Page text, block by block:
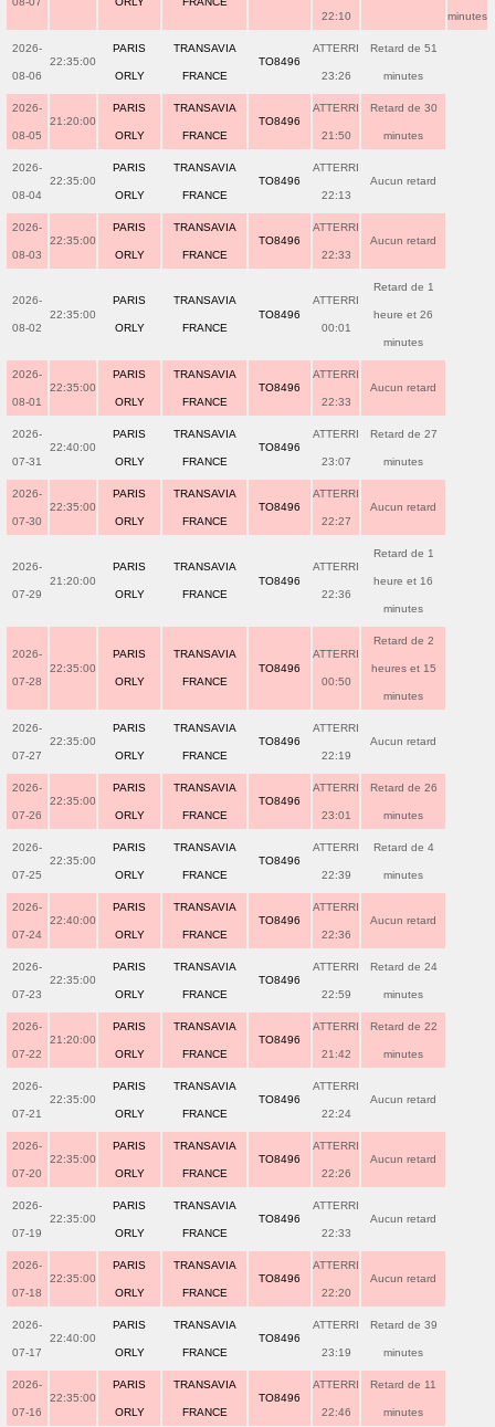
22:10
minutes
2026-
08-06
22:35:00
PARIS
ORLY
TRANSAVIA
FRANCE
TO8496
ATTERRI
23:26
Retard de 51
minutes
2026-
08-05
21:20:00
PARIS
ORLY
TRANSAVIA
FRANCE
TO8496
ATTERRI
21:50
Retard de 30
minutes
2026-
08-04
22:35:00
PARIS
ORLY
TRANSAVIA
FRANCE
TO8496
ATTERRI
22:13
Aucun retard
2026-
08-03
22:35:00
PARIS
ORLY
TRANSAVIA
FRANCE
TO8496
ATTERRI
22:33
Aucun retard
2026-
08-02
22:35:00
PARIS
ORLY
TRANSAVIA
FRANCE
TO8496
ATTERRI
00:01
Retard de 1
heure et 26
minutes
2026-
08-01
22:35:00
PARIS
ORLY
TRANSAVIA
FRANCE
TO8496
ATTERRI
22:33
Aucun retard
2026-
07-31
22:40:00
PARIS
ORLY
TRANSAVIA
FRANCE
TO8496
ATTERRI
23:07
Retard de 27
minutes
2026-
07-30
22:35:00
PARIS
ORLY
TRANSAVIA
FRANCE
TO8496
ATTERRI
22:27
Aucun retard
2026-
07-29
21:20:00
PARIS
ORLY
TRANSAVIA
FRANCE
TO8496
ATTERRI
22:36
Retard de 1
heure et 16
minutes
2026-
07-28
22:35:00
PARIS
ORLY
TRANSAVIA
FRANCE
TO8496
ATTERRI
00:50
Retard de 2
heures et 15
minutes
2026-
07-27
22:35:00
PARIS
ORLY
TRANSAVIA
FRANCE
TO8496
ATTERRI
22:19
Aucun retard
2026-
07-26
22:35:00
PARIS
ORLY
TRANSAVIA
FRANCE
TO8496
ATTERRI
23:01
Retard de 26
minutes
2026-
07-25
22:35:00
PARIS
ORLY
TRANSAVIA
FRANCE
TO8496
ATTERRI
22:39
Retard de 4
minutes
2026-
07-24
22:40:00
PARIS
ORLY
TRANSAVIA
FRANCE
TO8496
ATTERRI
22:36
Aucun retard
2026-
07-23
22:35:00
PARIS
ORLY
TRANSAVIA
FRANCE
TO8496
ATTERRI
22:59
Retard de 24
minutes
2026-
07-22
21:20:00
PARIS
ORLY
TRANSAVIA
FRANCE
TO8496
ATTERRI
21:42
Retard de 22
minutes
2026-
07-21
22:35:00
PARIS
ORLY
TRANSAVIA
FRANCE
TO8496
ATTERRI
22:24
Aucun retard
2026-
07-20
22:35:00
PARIS
ORLY
TRANSAVIA
FRANCE
TO8496
ATTERRI
22:26
Aucun retard
2026-
07-19
22:35:00
PARIS
ORLY
TRANSAVIA
FRANCE
TO8496
ATTERRI
22:33
Aucun retard
2026-
07-18
22:35:00
PARIS
ORLY
TRANSAVIA
FRANCE
TO8496
ATTERRI
22:20
Aucun retard
2026-
07-17
22:40:00
PARIS
ORLY
TRANSAVIA
FRANCE
TO8496
ATTERRI
23:19
Retard de 39
minutes
2026-
07-16
22:35:00
PARIS
ORLY
TRANSAVIA
FRANCE
TO8496
ATTERRI
22:46
Retard de 11
minutes